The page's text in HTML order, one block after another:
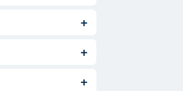
quả quảng cáo và
chọn đúng chuyên
vụ bạn muốn tìm. Để